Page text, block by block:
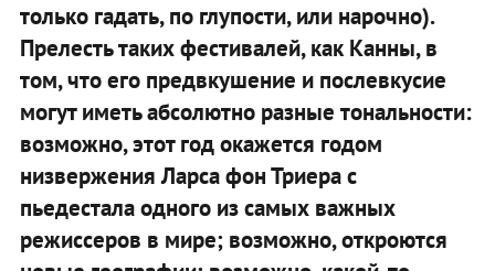
только гадать, по глупости, или нарочно).
Прелесть таких фестивалей, как Канны, в
том, что его предвкушение и послевкусие
могут иметь абсолютно разные тональности:
возможно, этот год окажется годом
низвержения Ларса фон Триера с
пьедестала одного из самых важных
режиссеров в мире; возможно, откроются